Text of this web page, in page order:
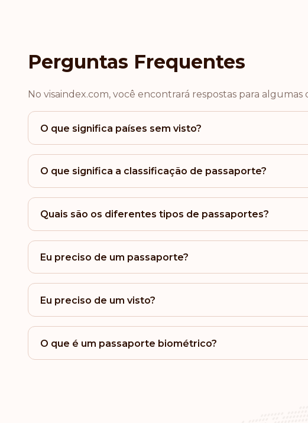
Perguntas Frequentes
No visaindex.com, você encontrará respostas para
O que significa países sem visto?
O que significa a classificação de passaporte?
Quais são os diferentes tipos de passaportes?
Eu preciso de um passaporte?
Eu preciso de um visto?
O que é um passaporte biométrico?